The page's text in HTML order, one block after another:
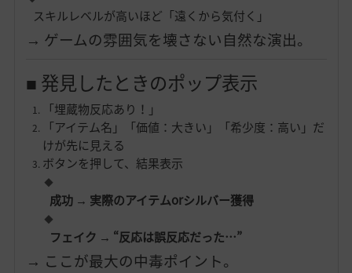
スキルレベルが高いほど「遠くから気付く」
→ ゲームの雰囲気を壊さない自然な演出。
■ 発見したときのポップ表示
「埋蔵物反応あり！」
「アイテム名」「価値：大きい」「希少度：高い」だ
けが先に見える
ボタンを押して、結果表示
成功 → 実際のアイテムorシルバー獲得
フェイク → “反応は誤反応だった…”
→ ここが最大の中毒ポイント。